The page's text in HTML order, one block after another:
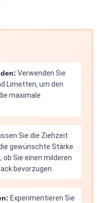
Verwenden Sie
Limetten, um den
maximale
Sie die Ziehzeit
gewünschte Stärke
ob Sie einen milderen
bevorzugen.
Experimentieren Sie